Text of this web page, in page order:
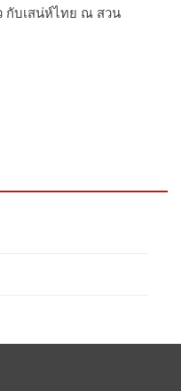
กับเสน่ห์ไทย ณ สวน